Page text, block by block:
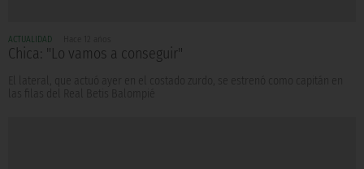
ACTUALIDAD
Chica: "Lo vamos a conseguir"
El lateral, que actuó ayer en el costado zurdo, se estrenó como capitán en
las filas del Real Betis Balompié